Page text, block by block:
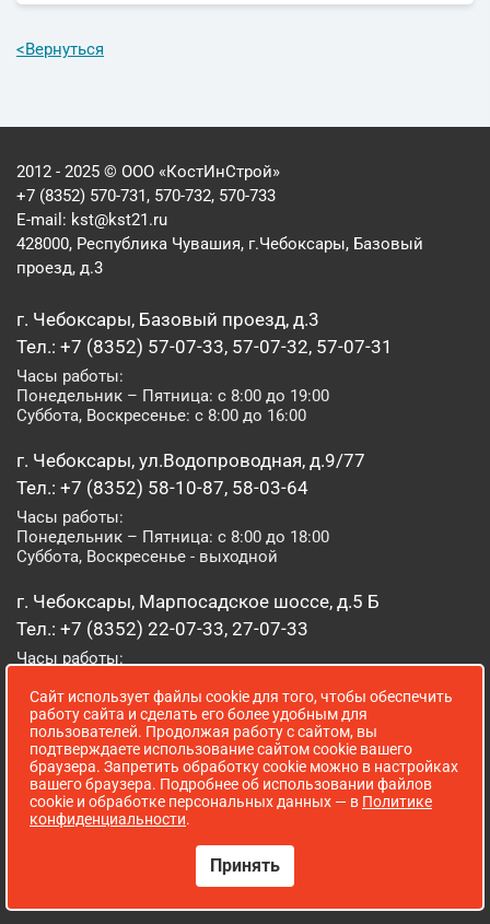
<Вернуться
2012 - 2025 © ООО «КостИнСтрой»
+7 (8352) 570-731, 570-732, 570-733
E-mail: kst@kst21.ru
428000, Республика Чувашия, г.Чебоксары, Базовый
проезд, д.3
г. Чебоксары, Базовый проезд, д.3
Тел.: +7 (8352) 57-07-33, 57-07-32, 57-07-31
Часы работы:
Понедельник – Пятница: с 8:00 до 19:00
Суббота, Воскресенье: с 8:00 до 16:00
г. Чебоксары, ул.Водопроводная, д.9/77
Тел.: +7 (8352) 58-10-87, 58-03-64
Часы работы:
Понедельник – Пятница: с 8:00 до 18:00
Суббота, Воскресенье - выходной
г. Чебоксары, Марпосадское шоссе, д.5 Б
Тел.: +7 (8352) 22-07-33, 27-07-33
Часы работы:
Суббота, Воскресенье: с 8:00 до 16:00
г. Йошкар-Ола, ул. Луначарского, д. 52 А
Тел.: (8362) 41-07-31
Часы работы:
Понедельник – Пятница: с 8:00 до 18:00
Сопровождение сайта WebStroy
Сайт использует файлы cookie для того, чтобы обеспечить
работу сайта и сделать его более удобным для
пользователей. Продолжая работу с сайтом, вы
подтверждаете использование сайтом cookie вашего
браузера. Запретить обработку cookie можно в настройках
вашего браузера. Подробнее об использовании файлов
cookie и обработке персональных данных — в Политике
конфиденциальности.
Принять